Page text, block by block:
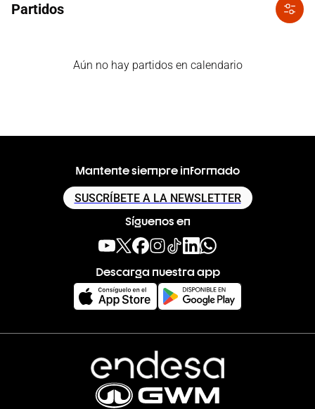
Partidos
Aún no hay partidos en calendario
Mantente siempre informado
SUSCRÍBETE A LA NEWSLETTER
Síguenos en
Descarga nuestra app